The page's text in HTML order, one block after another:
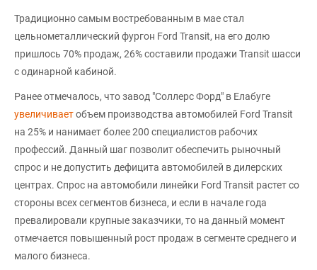
Традиционно самым востребованным в мае стал
цельнометаллический фургон Ford Transit, на его долю
пришлось 70% продаж, 26% составили продажи Transit шасси
с одинарной кабиной.
Ранее отмечалось, что завод "Соллерс Форд" в Елабуге
увеличиваетобъем производства автомобилей Ford Transit
на 25% и нанимает более 200 специалистов рабочих
профессий. Данный шаг позволит обеспечить рыночный
спрос и не допустить дефицита автомобилей в дилерских
центрах. Спрос на автомобили линейки Ford Transit растет со
стороны всех сегментов бизнеса, и если в начале года
превалировали крупные заказчики, то на данный момент
отмечается повышенный рост продаж в сегменте среднего и
малого бизнеса.